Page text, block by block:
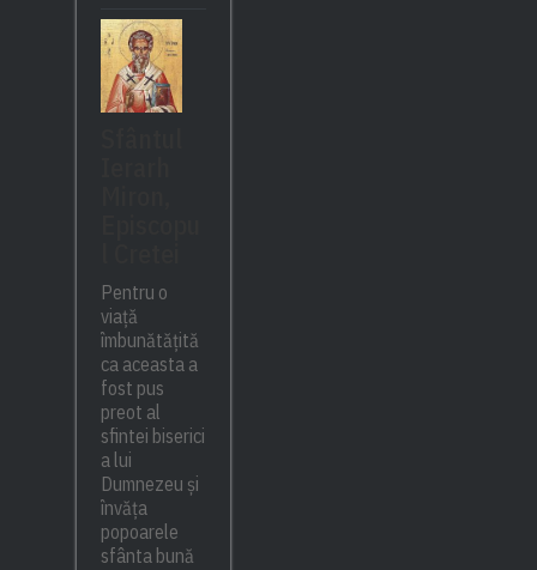
Pentru o
viață
îmbunătățită
ca aceasta a
fost pus
preot al
sfintei biserici
a lui
Dumnezeu și
învăța
popoarele
sfânta bună